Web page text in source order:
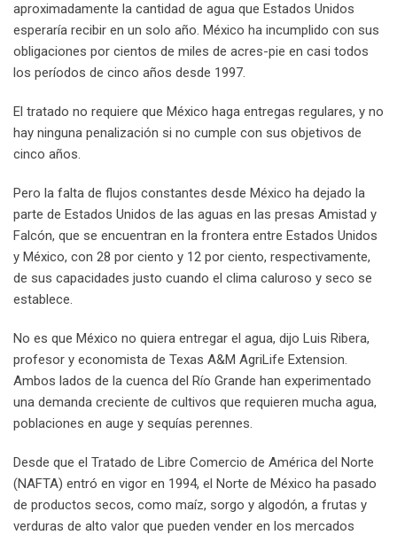
aproximadamente la cantidad de agua que Estados Unidos
esperaría recibir en un solo año. México ha incumplido con sus
obligaciones por cientos de miles de acres-pie en casi todos
los períodos de cinco años desde 1997.
El tratado no requiere que México haga entregas regulares, y no
hay ninguna penalización si no cumple con sus objetivos de
cinco años.
Pero la falta de flujos constantes desde México ha dejado la
parte de Estados Unidos de las aguas en las presas Amistad y
Falcón, que se encuentran en la frontera entre Estados Unidos
y México, con 28 por ciento y 12 por ciento, respectivamente,
de sus capacidades justo cuando el clima caluroso y seco se
establece.
No es que México no quiera entregar el agua, dijo Luis Ribera,
profesor y economista de Texas A&M AgriLife Extension.
Ambos lados de la cuenca del Río Grande han experimentado
una demanda creciente de cultivos que requieren mucha agua,
poblaciones en auge y sequías perennes.
Desde que el Tratado de Libre Comercio de América del Norte
(NAFTA) entró en vigor en 1994, el Norte de México ha pasado
de productos secos, como maíz, sorgo y algodón, a frutas y
verduras de alto valor que pueden vender en los mercados